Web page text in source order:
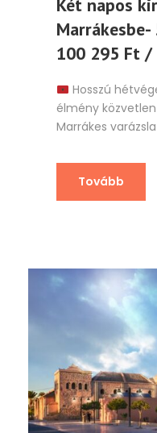
Két napos
100 295 Ft
Hosszú
élmény
Marrákes
Tovább